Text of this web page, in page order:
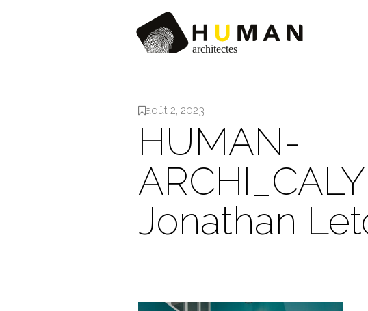
août 2, 2023
HUMAN-
Jonathan